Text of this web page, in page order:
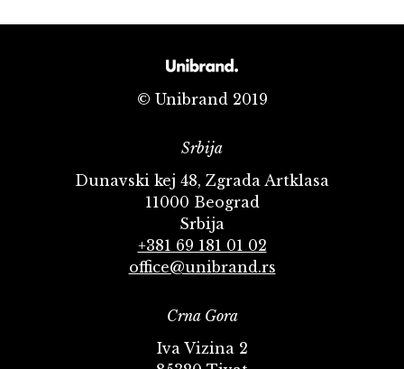
© Unibrand 2019
Srbija
Dunavski kej 48, Zgrada Artklasa
11000 Beograd
Srbija
+381 69 181 01 02
office@unibrand.rs
Crna Gora
Iva Vizina 2